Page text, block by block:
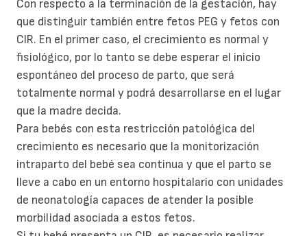
Con respecto a la terminación de la gestación, hay
que distinguir también entre fetos PEG y fetos con
CIR. En el primer caso, el crecimiento es normal y
fisiológico, por lo tanto se debe esperar el inicio
espontáneo del proceso de parto, que será
totalmente normal y podrá desarrollarse en el lugar
que la madre decida.
Para bebés con esta restricción patológica del
crecimiento es necesario que la monitorización
intraparto del bebé sea continua y que el parto se
lleve a cabo en un entorno hospitalario con unidades
de neonatología capaces de atender la posible
morbilidad asociada a estos fetos.